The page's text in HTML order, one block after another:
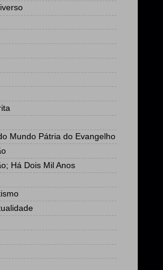
Mundo Pátria do Evangelho
Há Dois Mil Anos